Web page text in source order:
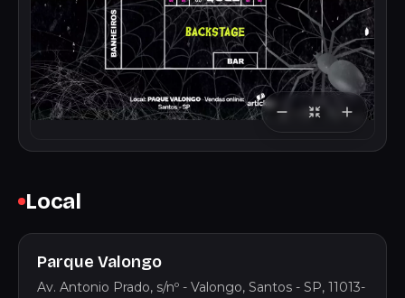
Local
Parque Valongo
Av. Antonio Prado, s/nº - Valongo, Santos - SP, 11013-